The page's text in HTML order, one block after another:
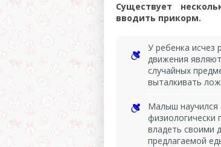
Существует
вводить прикорм.
У ребенка исчез
движения
случайных
выталкивать
Малыш научился
владеть своими
предлагаемой